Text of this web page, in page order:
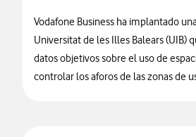
Vodafone Business ha implantado
Universitat de les Illes Balears (UIB)
datos objetivos sobre el uso de
controlar los aforos de las zonas de